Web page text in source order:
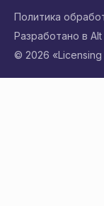
© 2026 «Licensing
Политика
Разработано в Alt